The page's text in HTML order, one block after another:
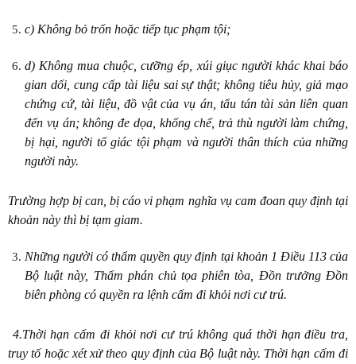
c) Không bỏ trốn hoặc tiếp tục phạm tội;
d) Không mua chuộc, cưỡng ép, xúi giục người khác khai báo
gian dối, cung cấp tài liệu sai sự thật; không tiêu hủy, giả mạo
chứng cứ, tài liệu, đồ vật của vụ án, tẩu tán tài sản liên quan
đến vụ án; không đe dọa, khống chế, trả thù người làm chứng,
bị hại, người tố giác tội phạm và người thân thích của những
người này.
Trường hợp bị can, bị cáo vi phạm nghĩa vụ cam đoan quy định tại
khoản này thì bị tạm giam.
Những người có thẩm quyền quy định tại khoản 1 Điều 113 của
Bộ luật này, Thẩm phán chủ tọa phiên tòa, Đồn trưởng Đồn
biên phòng có quyền ra lệnh cấm đi khỏi nơi cư trú.
4.Thời hạn cấm đi khỏi nơi cư trú không quá thời hạn điều tra,
truy tố hoặc xét xử theo quy định của Bộ luật này. Thời hạn cấm đi